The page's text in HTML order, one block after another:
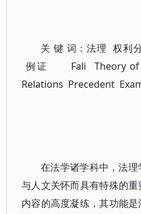
关 键 词：法理 权利
例证 Fali Theory of
Relations Precedent
在法学诸学科中，法
与人文关怀而具有特殊的
内容的高度凝练，其功能